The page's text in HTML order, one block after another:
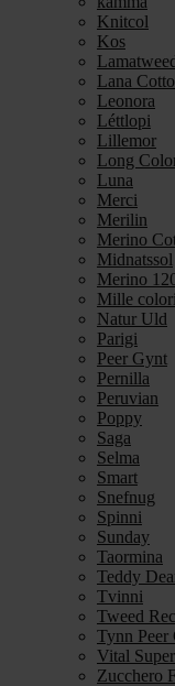
Knitcol
Kos
Lana
Leonora
Léttlopi
Lillemor
Long
Luna
Merci
Merilin
Merino
Midnatssol
Merino
Mille colori
Natur Uld
Parigi
Peer Gynt
Pernilla
Peruvian
Poppy
Saga
Selma
Smart
Snefnug
Spinni
Sunday
Taormina
Teddy
Tvinni
Tweed
Tynn Peer
Vital
Zucchero